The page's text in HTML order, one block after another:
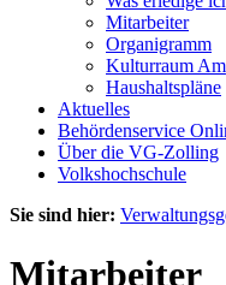
Mitarbeiter
Organigramm
Kulturraum
Haushaltspläne
Aktuelles
Behördenservice
Über die VG-Zolling
Volkshochschule
Sie sind hier:
Mitarbeiter